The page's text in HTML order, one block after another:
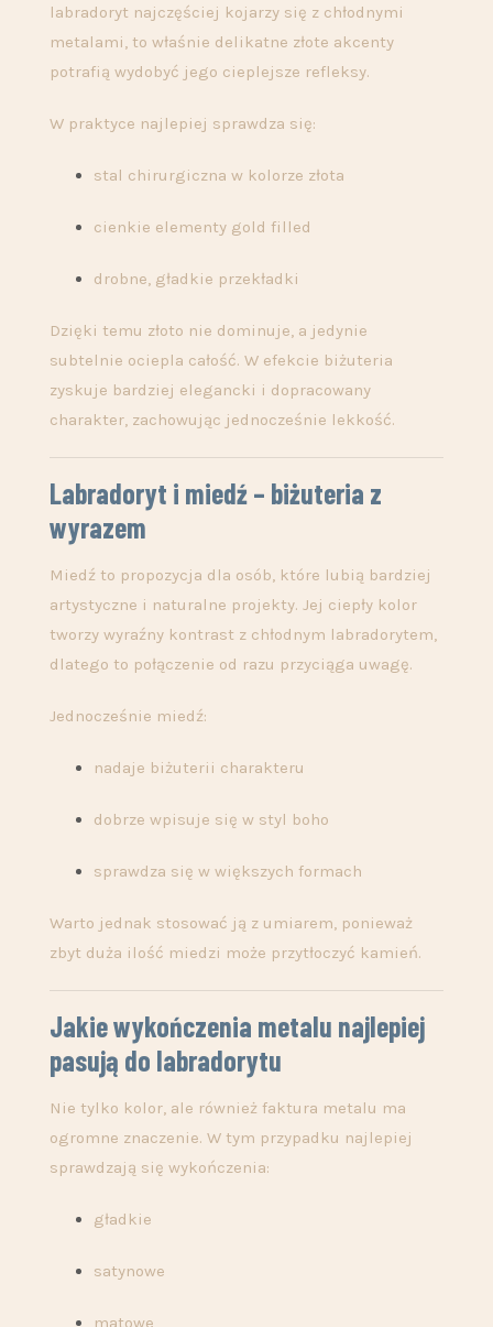
labradoryt najczęściej kojarzy się z chłodnymi
metalami, to właśnie delikatne złote akcenty
potrafią wydobyć jego cieplejsze refleksy.
W praktyce najlepiej sprawdza się:
stal chirurgiczna w kolorze złota
cienkie elementy gold filled
drobne, gładkie przekładki
Dzięki temu złoto nie dominuje, a jedynie
subtelnie ociepla całość. W efekcie biżuteria
zyskuje bardziej elegancki i dopracowany
charakter, zachowując jednocześnie lekkość.
Labradoryt i miedź – biżuteria z
wyrazem
Miedź to propozycja dla osób, które lubią bardziej
artystyczne i naturalne projekty. Jej ciepły kolor
tworzy wyraźny kontrast z chłodnym labradorytem,
dlatego to połączenie od razu przyciąga uwagę.
Jednocześnie miedź:
nadaje biżuterii charakteru
dobrze wpisuje się w styl boho
sprawdza się w większych formach
Warto jednak stosować ją z umiarem, ponieważ
zbyt duża ilość miedzi może przytłoczyć kamień.
Jakie wykończenia metalu najlepiej
pasują do labradorytu
Nie tylko kolor, ale również faktura metalu ma
ogromne znaczenie. W tym przypadku najlepiej
sprawdzają się wykończenia:
gładkie
satynowe
matowe